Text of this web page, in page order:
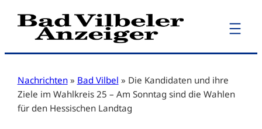
Zum
Inhalt
Nachrichten » Bad Vilbel » Die Kandidaten und ihre
Ziele im Wahlkreis 25 – Am Sonntag sind die Wahlen
für den Hessischen Landtag